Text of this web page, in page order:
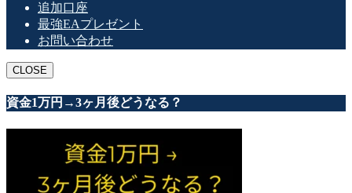
追加口座
最強EAプレゼント
お問い合わせ
CLOSE
資金1万円→3ヶ月後どうなる？